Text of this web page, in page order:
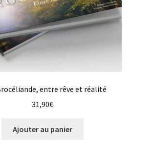
entre rêve et réalité
31,90€
Ajouter au panier